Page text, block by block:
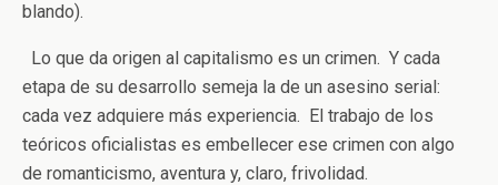
blando).
Lo que da origen al capitalismo es un crimen. Y cada
etapa de su desarrollo semeja la de un asesino serial:
cada vez adquiere más experiencia. El trabajo de los
teóricos oficialistas es embellecer ese crimen con algo
de romanticismo, aventura y, claro, frivolidad.